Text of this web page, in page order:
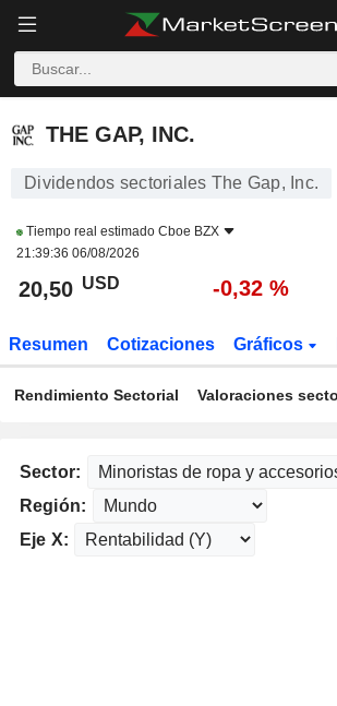
THE GAP, INC.
THE GAP, INC.
Dividendos sectoriales The Gap, Inc.
Tiempo real estimado Cboe BZX
21:39:36 06/08/2026
20,50 USD -0,32 %
Resumen Cotizaciones Gráficos
Rendimiento Sectorial Valoraciones
Sector:
Región:
Eje X: